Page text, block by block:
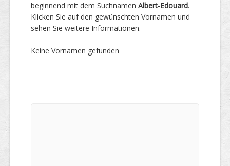
beginnend mit dem Suchnamen Albert-Edouard.
Klicken Sie auf den gewünschten Vornamen und
sehen Sie weitere Informationen.
Keine Vornamen gefunden